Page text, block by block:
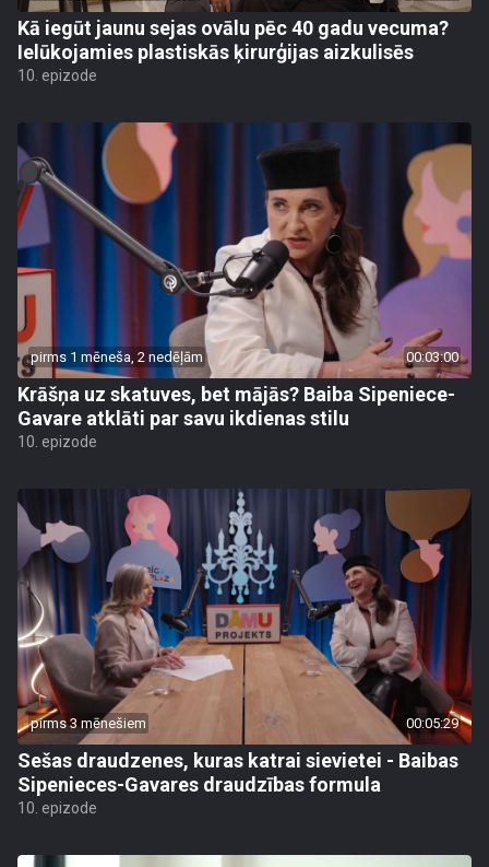
Kā iegūt jaunu sejas ovālu pēc 40 gadu vecuma?
Ielūkojamies plastiskās ķirurģijas aizkulisēs
10. epizode
pirms 1 mēneša, 2 nedēļām 00:03:00
Krāšņa uz skatuves, bet mājās? Baiba Sipeniece-
Gavare atklāti par savu ikdienas stilu
10. epizode
pirms 3 mēnešiem 00:05:29
Sešas draudzenes, kuras katrai sievietei - Baibas
Sipenieces-Gavares draudzības formula
10. epizode